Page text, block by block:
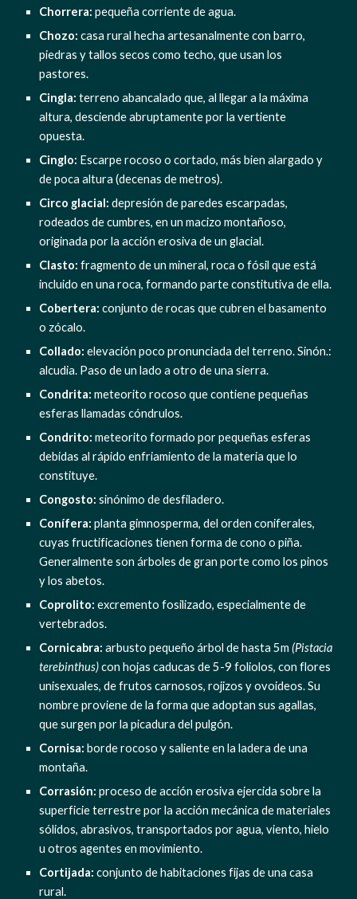
Chorrera: pequeña corriente de agua.
Chozo: casa rural hecha artesanalmente con barro,
piedras y tallos secos como techo, que usan los
pastores.
Cingla: terreno abancalado que, al llegar a la máxima
altura, desciende abruptamente por la vertiente
opuesta.
Cinglo: Escarpe rocoso o cortado, más bien alargado y
de poca altura (decenas de metros).
Circo glacial: depresión de paredes escarpadas,
rodeados de cumbres, en un macizo montañoso,
originada por la acción erosiva de un glacial.
Clasto: fragmento de un mineral, roca o fósil que está
incluido en una roca, formando parte constitutiva de ella.
Cobertera: conjunto de rocas que cubren el basamento
o zócalo.
Collado: elevación poco pronunciada del terreno. Sinón.:
alcudia. Paso de un lado a otro de una sierra.
Condrita: meteorito rocoso que contiene pequeñas
esferas llamadas cóndrulos.
Condrito: meteorito formado por pequeñas esferas
debidas al rápido enfriamiento de la materia que lo
constituye.
Congosto: sinónimo de desfiladero.
Conífera: planta gimnosperma, del orden coniferales,
cuyas fructificaciones tienen forma de cono o piña.
Generalmente son árboles de gran porte como los pinos
y los abetos.
Coprolito: excremento fosilizado, especialmente de
vertebrados.
Cornicabra: arbusto pequeño árbol de hasta 5m (Pistacia
terebinthus) con hojas caducas de 5-9 foliolos, con flores
unisexuales, de frutos carnosos, rojizos y ovoideos. Su
nombre proviene de la forma que adoptan sus agallas,
que surgen por la picadura del pulgón.
Cornisa: borde rocoso y saliente en la ladera de una
montaña.
Corrasión: proceso de acción erosiva ejercida sobre la
superficie terrestre por la acción mecánica de materiales
sólidos, abrasivos, transportados por agua, viento, hielo
u otros agentes en movimiento.
Cortijada: conjunto de habitaciones fijas de una casa
rural.